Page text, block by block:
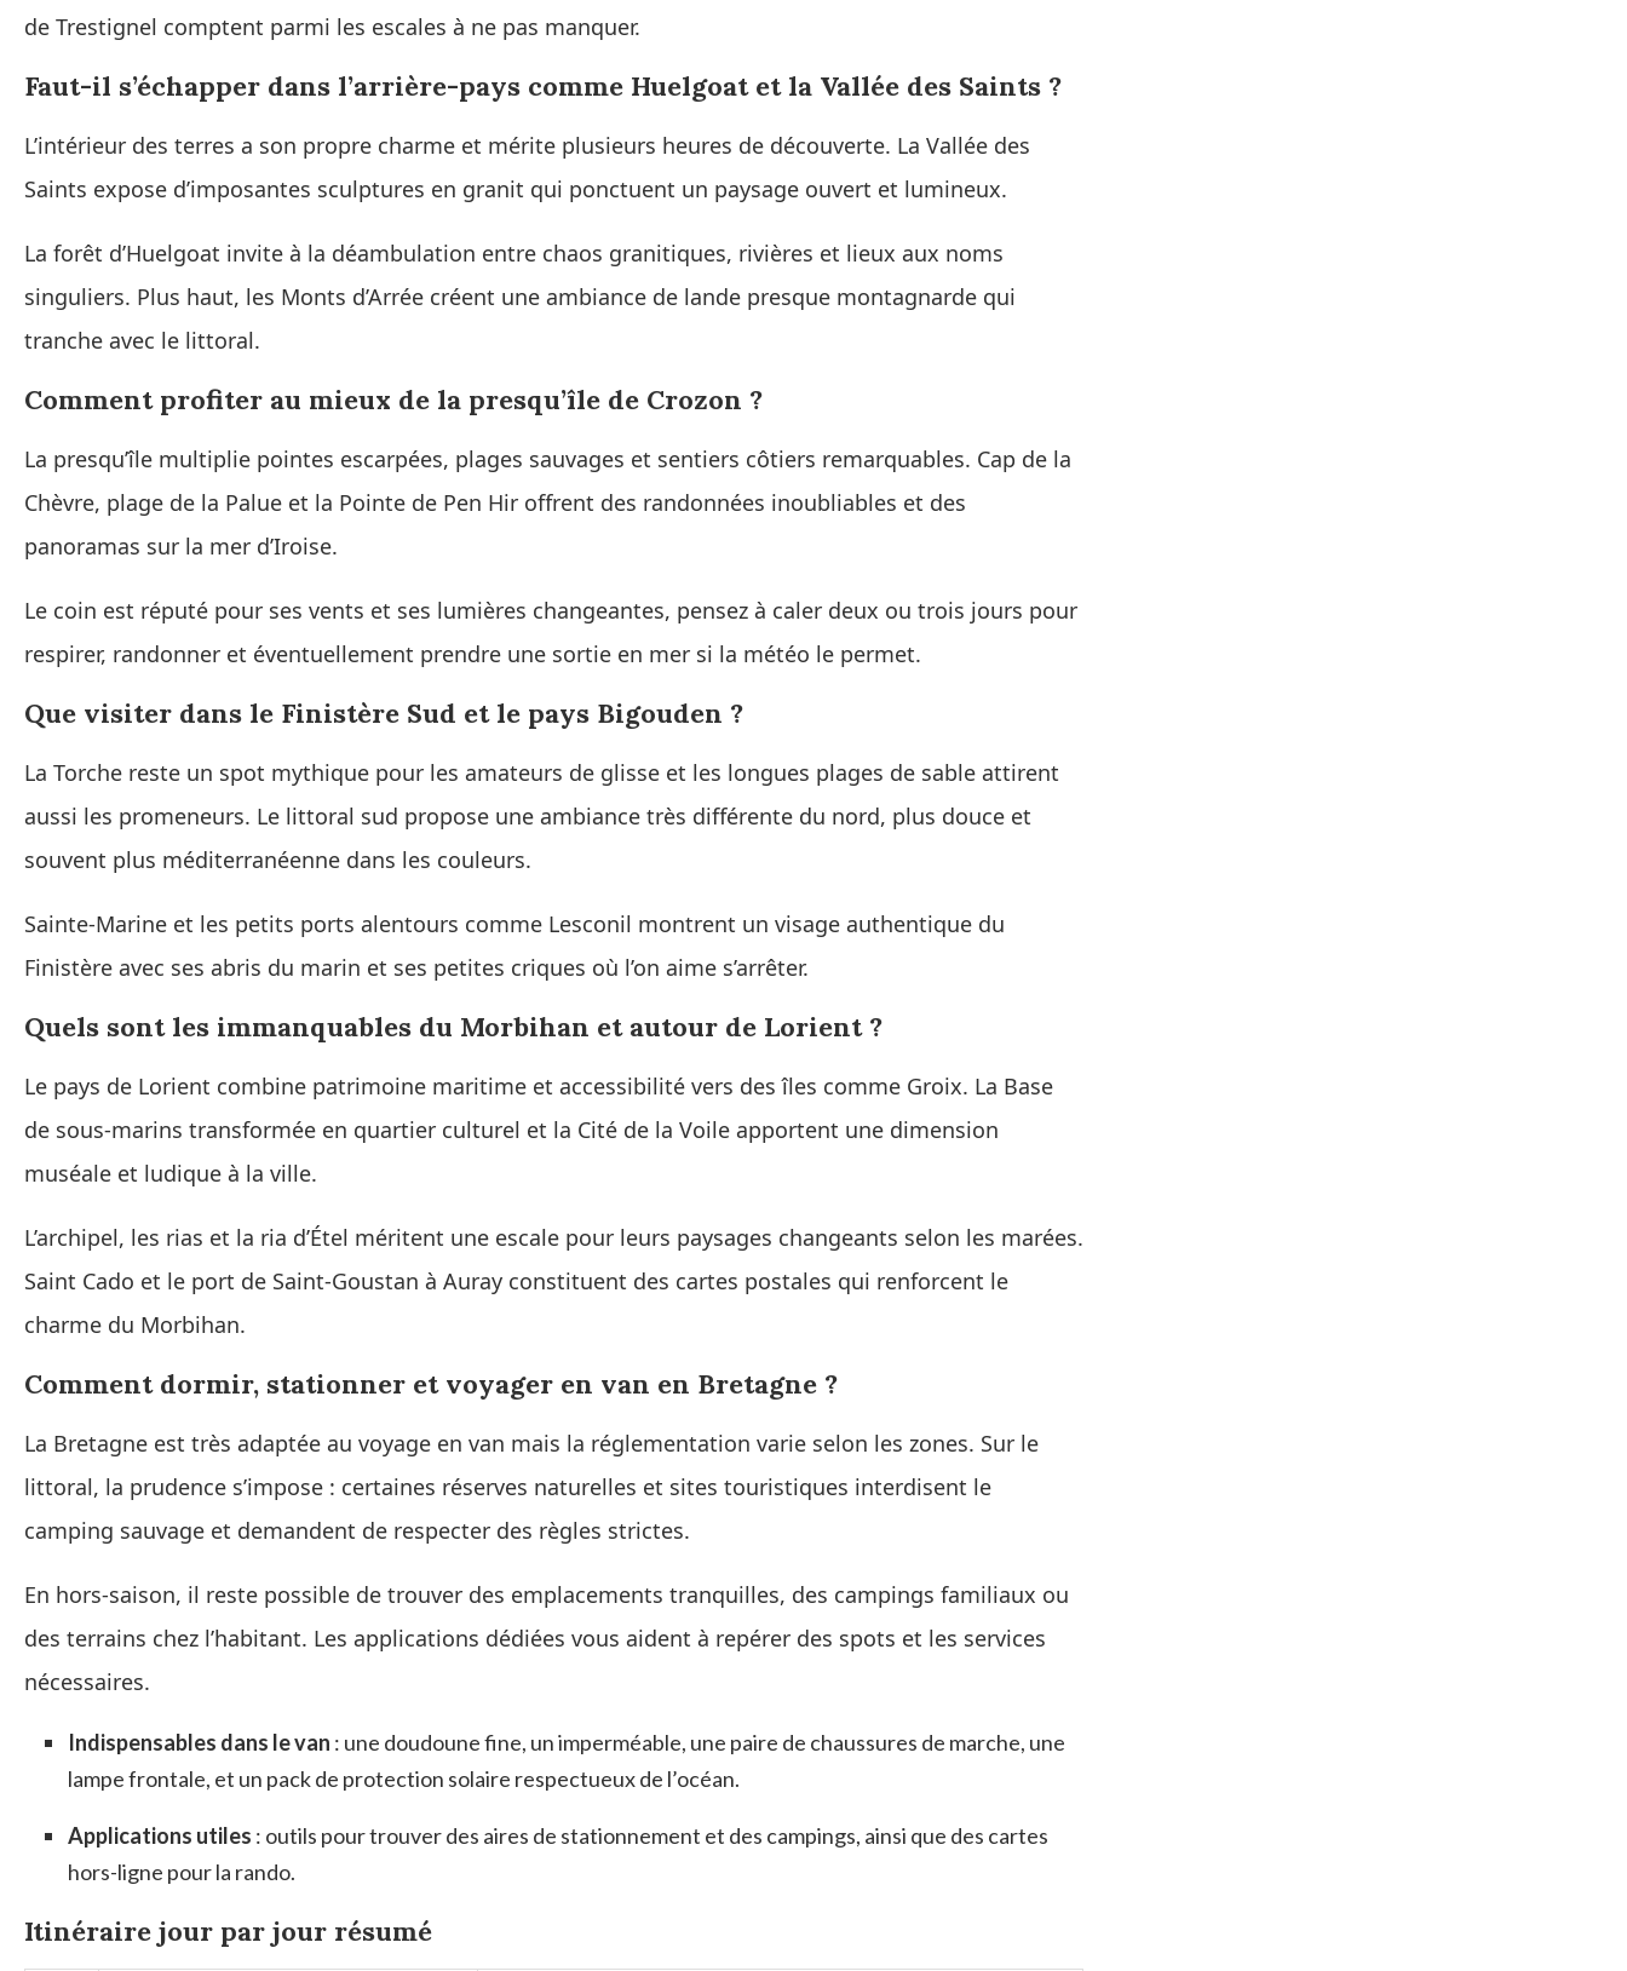
de Trestignel comptent parmi les escales à ne pas manquer.
Faut-il s’échapper dans l’arrière-pays comme Huelgoat et la Vallée des Saints ?
L’intérieur des terres a son propre charme et mérite plusieurs heures de découverte. La Vallée des
Saints expose d’imposantes sculptures en granit qui ponctuent un paysage ouvert et lumineux.
La forêt d’Huelgoat invite à la déambulation entre chaos granitiques, rivières et lieux aux noms
singuliers. Plus haut, les Monts d’Arrée créent une ambiance de lande presque montagnarde qui
tranche avec le littoral.
Comment profiter au mieux de la presqu’île de Crozon ?
La presqu’île multiplie pointes escarpées, plages sauvages et sentiers côtiers remarquables. Cap de la
Chèvre, plage de la Palue et la Pointe de Pen Hir offrent des randonnées inoubliables et des
panoramas sur la mer d’Iroise.
Le coin est réputé pour ses vents et ses lumières changeantes, pensez à caler deux ou trois jours pour
respirer, randonner et éventuellement prendre une sortie en mer si la météo le permet.
Que visiter dans le Finistère Sud et le pays Bigouden ?
La Torche reste un spot mythique pour les amateurs de glisse et les longues plages de sable attirent
aussi les promeneurs. Le littoral sud propose une ambiance très différente du nord, plus douce et
souvent plus méditerranéenne dans les couleurs.
Sainte-Marine et les petits ports alentours comme Lesconil montrent un visage authentique du
Finistère avec ses abris du marin et ses petites criques où l’on aime s’arrêter.
Quels sont les immanquables du Morbihan et autour de Lorient ?
Le pays de Lorient combine patrimoine maritime et accessibilité vers des îles comme Groix. La Base
de sous-marins transformée en quartier culturel et la Cité de la Voile apportent une dimension
muséale et ludique à la ville.
L’archipel, les rias et la ria d’Étel méritent une escale pour leurs paysages changeants selon les marées.
Saint Cado et le port de Saint-Goustan à Auray constituent des cartes postales qui renforcent le
charme du Morbihan.
Comment dormir, stationner et voyager en van en Bretagne ?
La Bretagne est très adaptée au voyage en van mais la réglementation varie selon les zones. Sur le
littoral, la prudence s’impose : certaines réserves naturelles et sites touristiques interdisent le
camping sauvage et demandent de respecter des règles strictes.
En hors-saison, il reste possible de trouver des emplacements tranquilles, des campings familiaux ou
des terrains chez l’habitant. Les applications dédiées vous aident à repérer des spots et les services
nécessaires.
Indispensables dans le van : une doudoune fine, un imperméable, une paire de chaussures de marche, une
lampe frontale, et un pack de protection solaire respectueux de l’océan.
Applications utiles : outils pour trouver des aires de stationnement et des campings, ainsi que des cartes
hors-ligne pour la rando.
Itinéraire jour par jour résumé